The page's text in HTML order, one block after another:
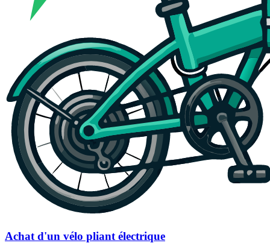
Achat d'un vélo pliant électrique